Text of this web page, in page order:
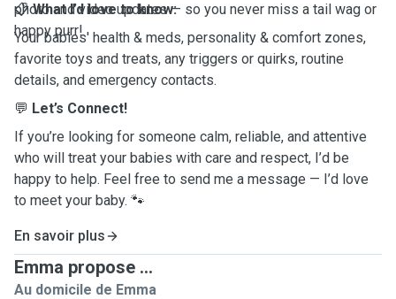
photo and video updates — so you never miss a tail wag or
happy purr!
📋What I’d love to know:
Your babies' health & meds, personality & comfort zones,
favorite toys and treats, any triggers or quirks, routine
details, and emergency contacts.
💬 Let’s Connect!
If you’re looking for someone calm, reliable, and attentive
who will treat your babies with care and respect, I’d be
happy to help. Feel free to send me a message — I’d love
to meet your baby. 🐾
En savoir plus
Emma propose ...
Au domicile de Emma